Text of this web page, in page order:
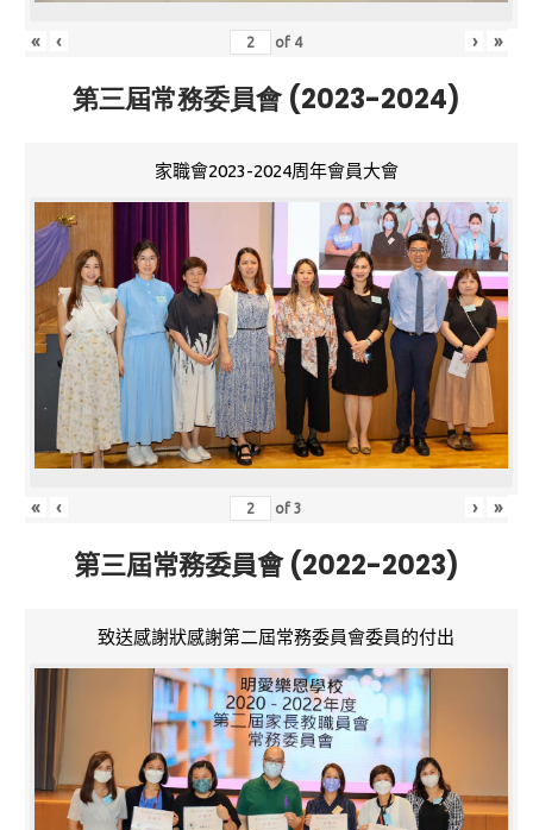
« ‹ of 4 › »
第三屆常務委員會 (2023-2024)
家職會2023-2024周年會員大會
« ‹ of3 › »
第三屆常務委員會 (2022-2023)
致送感謝狀感謝第二屆常務委員會委員的付出